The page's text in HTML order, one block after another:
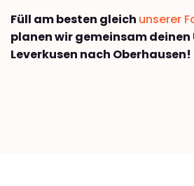
Füll am besten gleich unserer
planen wir gemeinsam deinen
Leverkusen nach Oberhausen!